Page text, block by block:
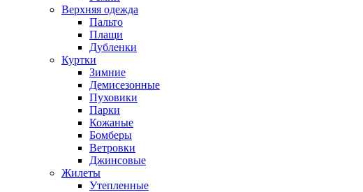
Верхняя одежда
Пальто
Плащи
Дубленки
Куртки
Зимние
Демисезонные
Пуховики
Парки
Кожаные
Бомберы
Ветровки
Джинсовые
Жилеты
Утепленные